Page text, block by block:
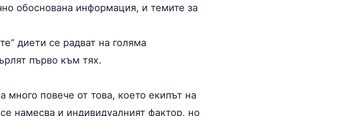
обоснована информация, и темите за
диети се радват на голяма
първо към тях.
повече от това, което екипът на
намесва и индивидуалният фактор, но